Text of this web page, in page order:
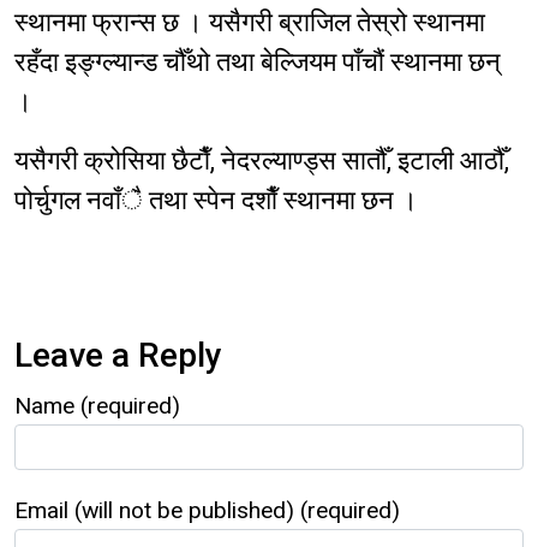
स्थानमा फ्रान्स छ । यसैगरी ब्राजिल तेस्रो स्थानमा
रहँदा इङ्ग्ल्यान्ड चौँथो तथा बेल्जियम पाँचौं स्थानमा छन्
।
यसैगरी क्रोसिया छैटाैँ, नेदरल्याण्ड्स सातौँ, इटाली आठौँ,
पोर्चुगल नवाँै तथा स्पेन दशाैँ स्थानमा छन ।
Leave a Reply
Name (required)
Email (will not be published) (required)